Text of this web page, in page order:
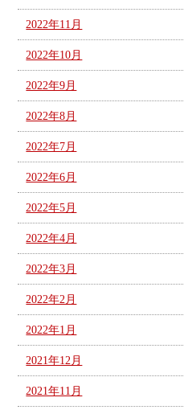
2022年11月
2022年10月
2022年9月
2022年8月
2022年7月
2022年6月
2022年5月
2022年4月
2022年3月
2022年2月
2022年1月
2021年12月
2021年11月